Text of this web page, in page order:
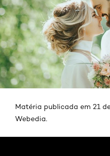
Matéria publicada em 21
Webedia.